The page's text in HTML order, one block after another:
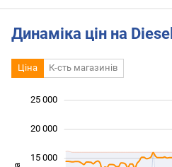
Динаміка цін на
Ціна К-сть магазинів
15 000
20 000
25 000